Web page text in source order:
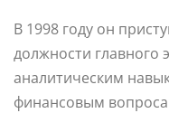
В 1998 году он
должности главного
аналитическим
финансовым